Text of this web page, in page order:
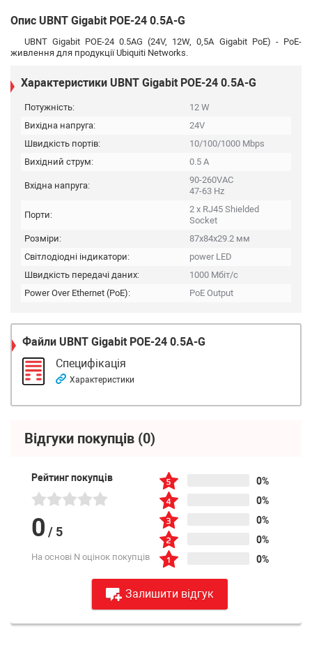
Опис UBNT Gigabit POE-24 0.5A-G
UBNT Gigabit POE-24 0.5AG (24V, 12W, 0,5A Gigabit PoE) - PoE-
живлення для продукції Ubiquiti Networks.
Характеристики UBNT Gigabit POE-24 0.5A-G
Потужність:
12 W
Вихідна напруга:
24V
Швидкість портів:
10/100/1000 Mbps
Вихідний струм:
0.5 А
Вхідна напруга:
90-260VAC
47-63 Hz
Порти:
2 х RJ45 Shielded
Socket
Розміри:
87x84x29.2 мм
Світлодіодні індикатори:
power LED
Швидкість передачі даних:
1000 Мбіт/с
Power Over Ethernet (PoE):
PoE Output
Файли UBNT Gigabit POE-24 0.5A-G
Специфікація
Характеристики
Відгуки покупців (0)
Рейтинг покупців
0 / 5
На основі N оцінок покупців
0%
0%
0%
0%
0%
Залишити відгук